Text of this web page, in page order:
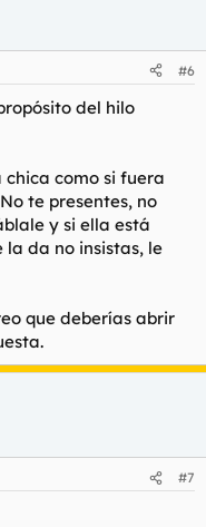
#6
del hilo
como si fuera
te presentes, no
y si ella está
da no insistas, le
que deberías abrir
#7